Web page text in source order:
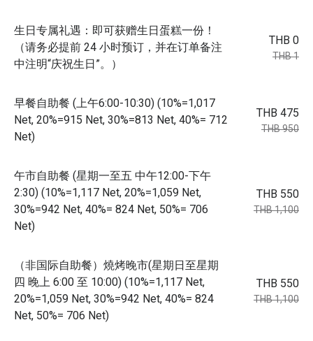
生日专属礼遇：即可获赠生日蛋糕一份！
（请务必提前 24 小时预订，并在订单备注
中注明“庆祝生日”。）
THB 0
THB 1
早餐自助餐 (上午6:00-10:30) (10%=1,017
Net, 20%=915 Net, 30%=813 Net, 40%= 712
Net)
THB 475
THB 950
午市自助餐 (星期一至五 中午12:00-下午
2:30) (10%=1,117 Net, 20%=1,059 Net,
30%=942 Net, 40%= 824 Net, 50%= 706
Net)
THB 550
THB 1,100
（非国际自助餐）燒烤晚市(星期日至星期
四 晚上 6:00 至 10:00) (10%=1,117 Net,
20%=1,059 Net, 30%=942 Net, 40%= 824
Net, 50%= 706 Net)
THB 550
THB 1,100